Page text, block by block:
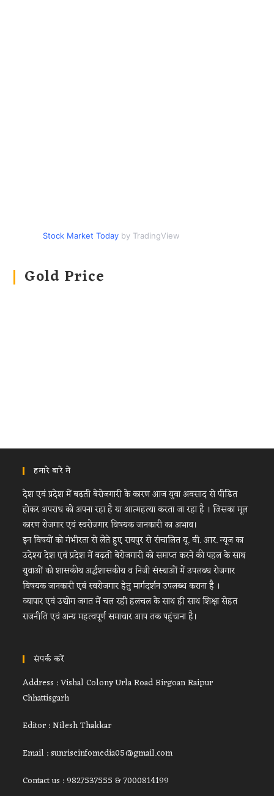
Stock Market Today by TradingView
Gold Price
हमारे बारे में
देश एवं प्रदेश में बढ़ती बेरोजगारी के कारण आज युवा अवसाद से पीडित
होकर अपराध को अपना रहा है या आत्महत्या करता जा रहा है । जिसका मूल
कारण रोजगार एवं स्वरोजगार विषयक जानकारी का अभाव।
इन विषयों को गंभीरता से लेते हुए रायपुर से संचालित यू. वी. आर. न्यूज का
उदेश्य देश एवं प्रदेश में बढ़ती बेरोजगारी को समाप्त करने की पहल के साथ
युवाओं को शासकीय अर्द्धशासकीय व निजी संस्थाओं में उपलब्ध रोजगार
विषयक जानकारी एवं स्वरोजगार हेतु मार्गदर्शन उपलब्ध कराना है ।
व्यापार एवं उद्योग जगत में चल रही हलचल के साथ ही साथ शिक्षा सेहत
राजनीति एवं अन्य महत्वपूर्ण समाचार आप तक पहुंचाना है।
संपर्क करें
Address : Vishal Colony Urla Road Birgoan Raipur
Chhattisgarh
Editor : Nilesh Thakkar
Email : sunriseinfomedia05@gmail.com
Contact us : 9827537555 & 7000814199